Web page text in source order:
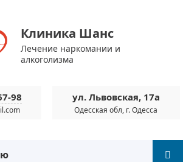
Клиника Шанс
Лечение наркомании и
алкоголизма
98 ул. Львовская, 17а
Одесская обл, г. Одесса